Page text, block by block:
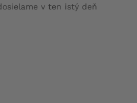
v ten istý deň